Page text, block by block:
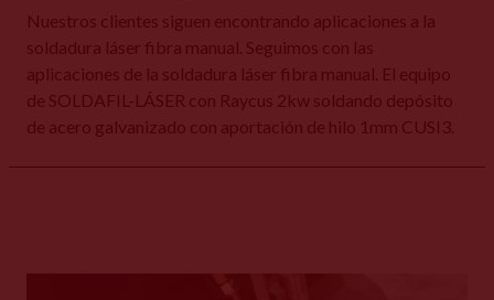
Nuestros clientes siguen encontrando aplicaciones a la
soldadura láser fibra manual. Seguimos con las
aplicaciones de la soldadura láser fibra manual. El equipo
de SOLDAFIL-LÁSER con Raycus 2kw soldando depósito
de acero galvanizado con aportación de hilo 1mm CUSI3.